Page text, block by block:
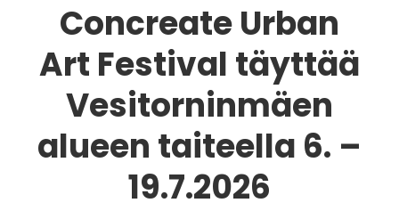
Concreate Urban
Art Festival täyttää
Vesitorninmäen
alueen taiteella 6. –
19.7.2026